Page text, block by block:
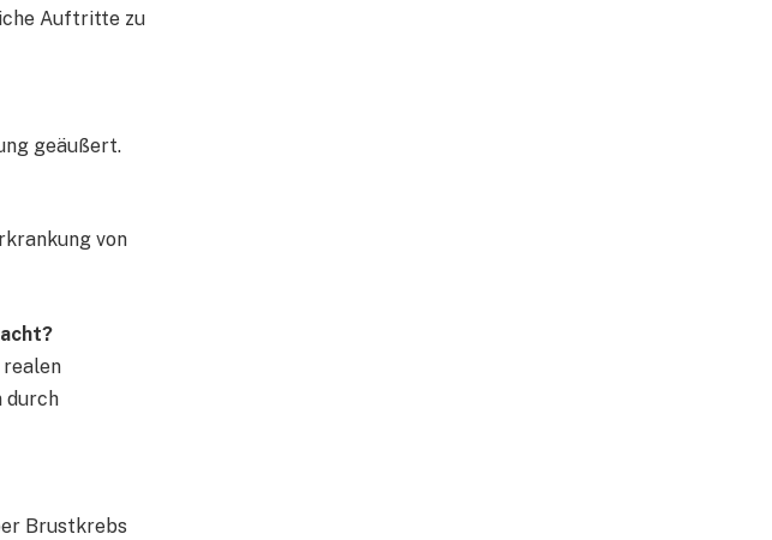
Auftritte zu
geäußert.
von
durch
Brustkrebs